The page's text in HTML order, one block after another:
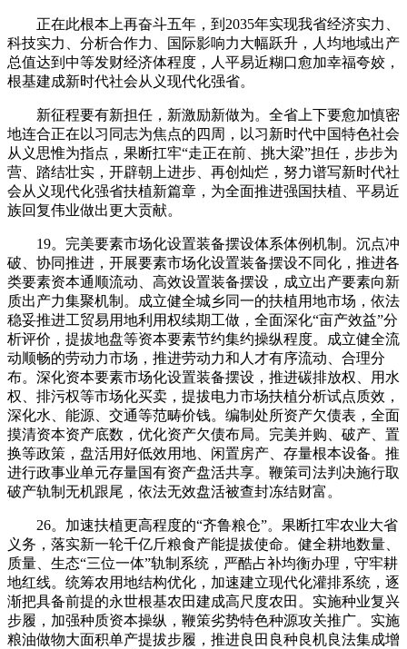
正在此根本上再奋斗五年，到2035年实现我省经济实力、
科技实力、分析合作力、国际影响力大幅跃升，人均地域出产
总值达到中等发财经济体程度，人平易近糊口愈加幸福夸姣，
根基建成新时代社会从义现代化强省。
新征程要有新担任，新激励新做为。全省上下要愈加慎密
地连合正在以习同志为焦点的四周，以习新时代中国特色社会
从义思惟为指点，果断扛牢“走正在前、挑大梁”担任，步步为
营、踏结壮实，开辟朝上进步、再创灿烂，努力谱写新时代社
会从义现代化强省扶植新篇章，为全面推进强国扶植、平易近
族回复伟业做出更大贡献。
19。完美要素市场化设置装备摆设体系体例机制。沉点冲
破、协同推进，开展要素市场化设置装备摆设不同化，推进各
类要素资本通顺流动、高效设置装备摆设，成立出产要素向新
质出产力集聚机制。成立健全城乡同一的扶植用地市场，依法
稳妥推进工贸易用地利用权续期工做，全面深化“亩产效益”分
析评价，提拔地盘等资本要素节约集约操纵程度。成立健全流
动顺畅的劳动力市场，推进劳动力和人才有序流动、合理分
布。深化资本要素市场化设置装备摆设，推进碳排放权、用水
权、排污权等市场化买卖，提拔电力市场扶植分析试点质效，
深化水、能源、交通等范畴价钱。编制处所资产欠债表，全面
摸清资本资产底数，优化资产欠债布局。完美并购、破产、置
换等政策，盘活用好低效用地、闲置房产、存量根本设备。推
进行政事业单元存量国有资产盘活共享。鞭策司法判决施行取
破产轨制无机跟尾，依法无效盘活被查封冻结财富。
26。加速扶植更高程度的“齐鲁粮仓”。果断扛牢农业大省
义务，落实新一轮千亿斤粮食产能提拔使命。健全耕地数量、
质量、生态“三位一体”轨制系统，严酷占补均衡办理，守牢耕
地红线。统筹农用地结构优化，加速建立现代化灌排系统，逐
渐把具备前提的永世根基农田建成高尺度农田。实施种业复兴
步履，加强种质资本操纵，鞭策劣势特色种源攻关推广。实施
粮油做物大面积单产提拔步履，推进良田良种良机良法集成增